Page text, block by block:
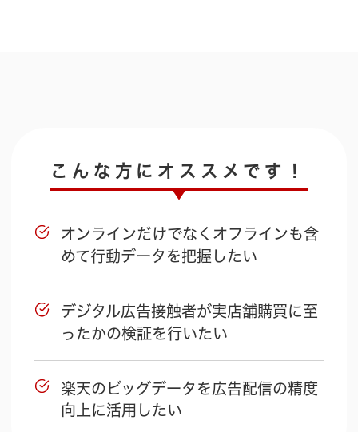
こんな方にオススメです！
オンラインだけでなくオフラインも含
めて行動データを把握したい
デジタル広告接触者が実店舗購買に至
ったかの検証を行いたい
楽天のビッグデータを広告配信の精度
向上に活用したい